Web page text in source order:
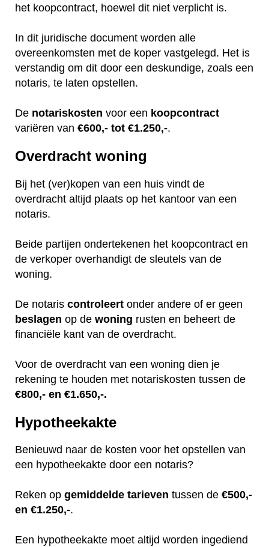
het koopcontract, hoewel dit niet verplicht is.
In dit juridische document worden alle
overeenkomsten met de koper vastgelegd. Het is
verstandig om dit door een deskundige, zoals een
notaris, te laten opstellen.
De notariskosten voor een koopcontract
variëren van €600,- tot €1.250,-.
Overdracht woning
Bij het (ver)kopen van een huis vindt de
overdracht altijd plaats op het kantoor van een
notaris.
Beide partijen ondertekenen het koopcontract en
de verkoper overhandigt de sleutels van de
woning.
De notaris controleert onder andere of er geen
beslagen op de woning rusten en beheert de
financiële kant van de overdracht.
Voor de overdracht van een woning dien je
rekening te houden met notariskosten tussen de
€800,- en €1.650,-.
Hypotheekakte
Benieuwd naar de kosten voor het opstellen van
een hypotheekakte door een notaris?
Reken op gemiddelde tarieven tussen de €500,-
en €1.250,-.
Een hypotheekakte moet altijd worden ingediend